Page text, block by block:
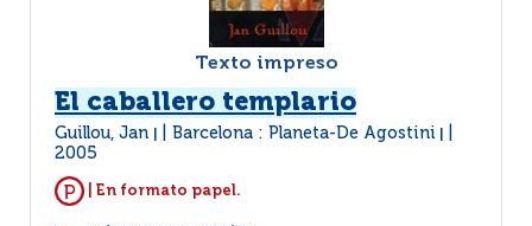
Texto impreso
El caballero templario
Guillou, Jan Barcelona : Planeta-De Agostini
2005
| En formato papel.